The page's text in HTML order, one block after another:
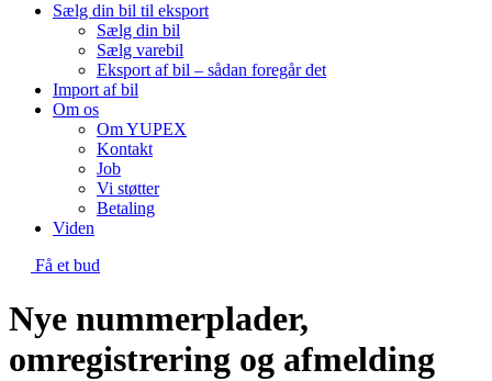
Sælg din bil til eksport
Sælg din bil
Sælg varebil
Eksport af bil – sådan foregår det
Import af bil
Om os
Om YUPEX
Kontakt
Job
Vi støtter
Betaling
Viden
Få et bud
Nye nummerplader,
omregistrering og afmelding